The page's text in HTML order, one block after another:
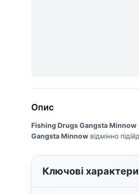
Опис
Fishing Drugs Gangsta Minnow
Gangsta Minnow відмінно
Ключові